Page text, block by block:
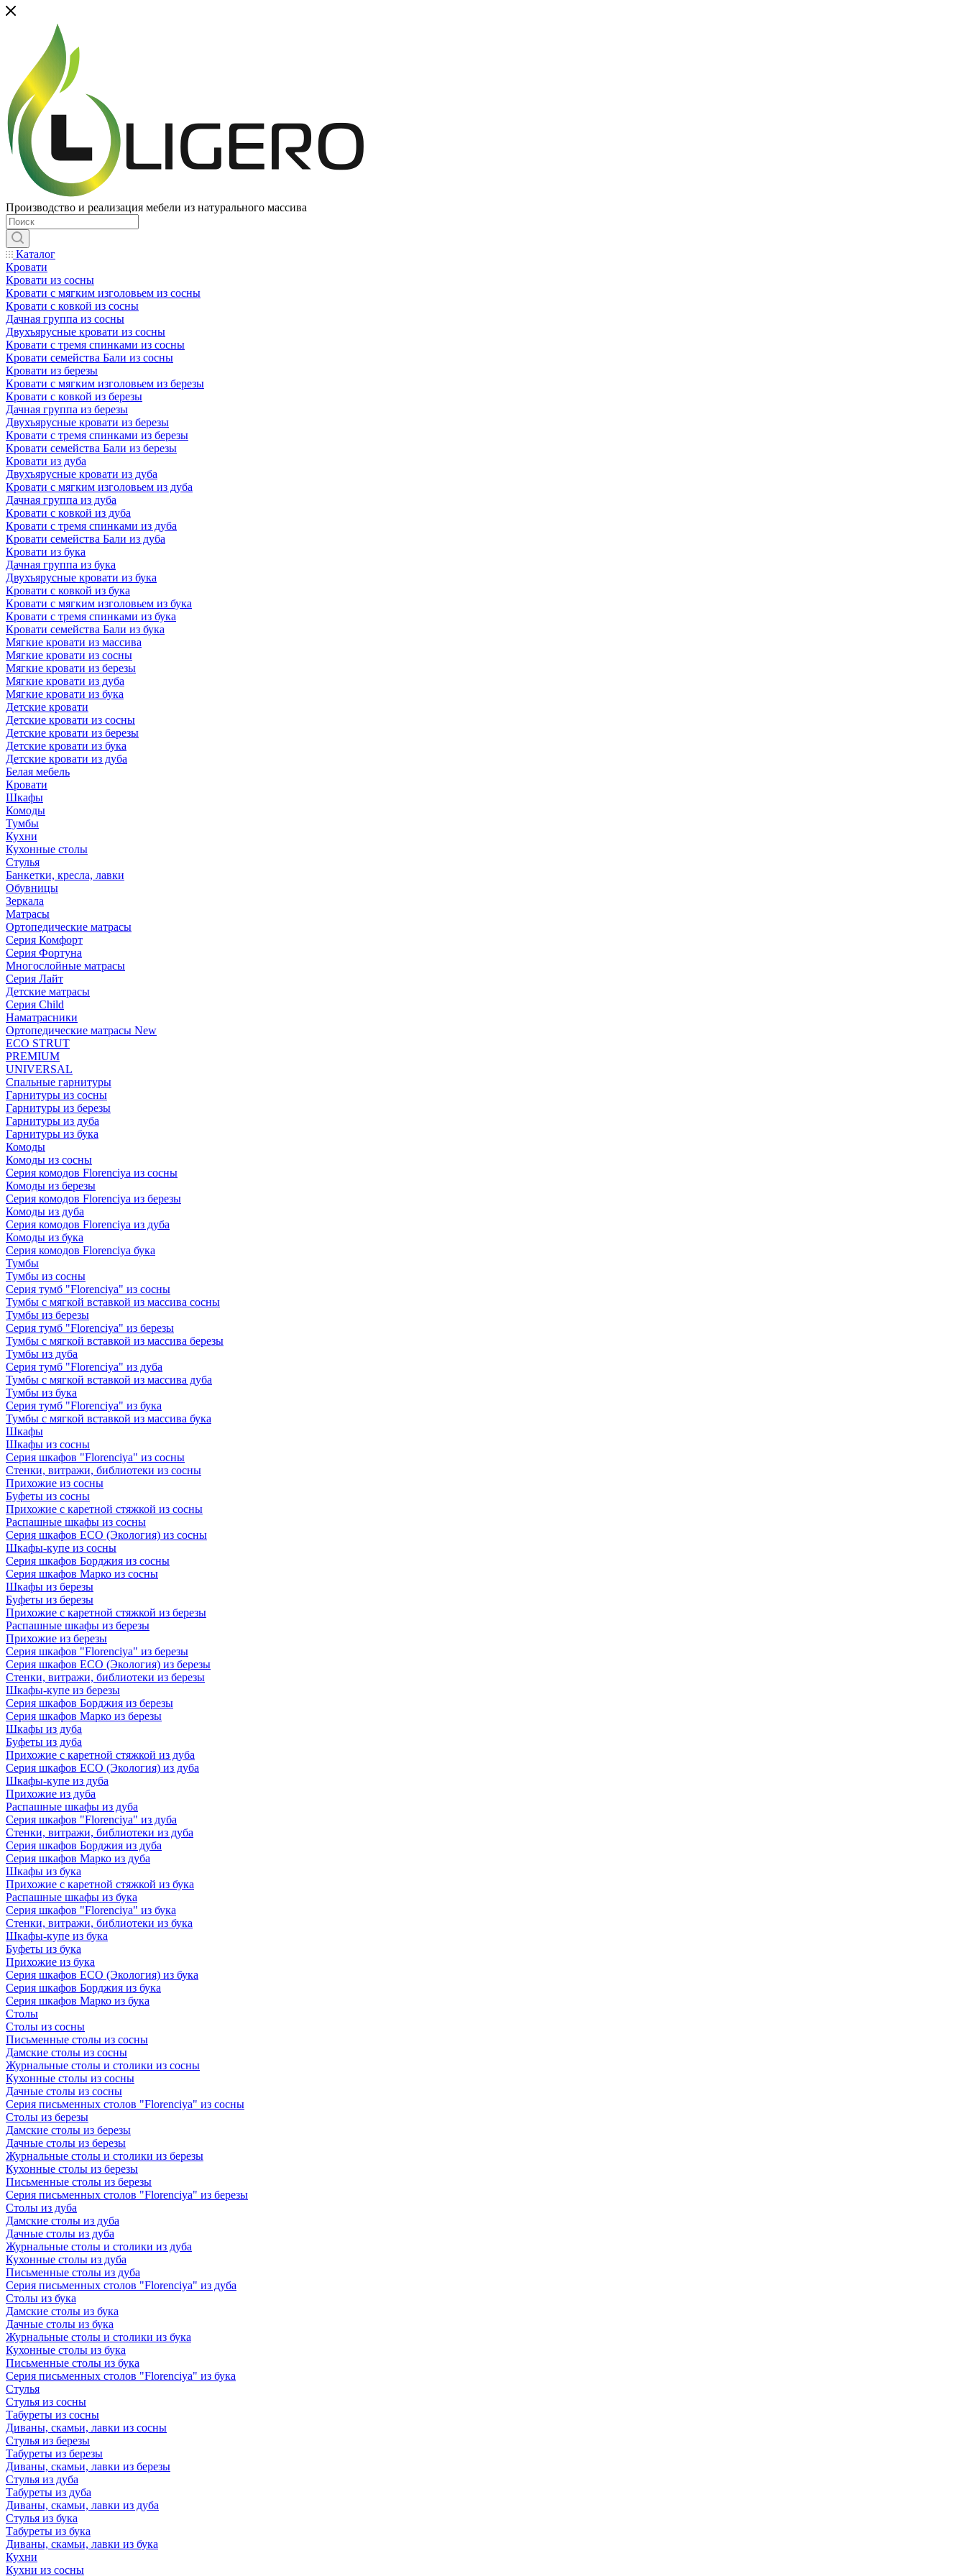
Производство и реализация мебели из натурального массива
Каталог
Кровати
Кровати из сосны
Кровати с мягким изголовьем из сосны
Кровати с ковкой из сосны
Дачная группа из сосны
Двухъярусные кровати из сосны
Кровати с тремя спинками из сосны
Кровати семейства Бали из сосны
Кровати из березы
Кровати с мягким изголовьем из березы
Кровати с ковкой из березы
Дачная группа из березы
Двухъярусные кровати из березы
Кровати с тремя спинками из березы
Кровати семейства Бали из березы
Кровати из дуба
Двухъярусные кровати из дуба
Кровати с мягким изголовьем из дуба
Дачная группа из дуба
Кровати с ковкой из дуба
Кровати с тремя спинками из дуба
Кровати семейства Бали из дуба
Кровати из бука
Дачная группа из бука
Двухъярусные кровати из бука
Кровати с ковкой из бука
Кровати с мягким изголовьем из бука
Кровати с тремя спинками из бука
Кровати семейства Бали из бука
Мягкие кровати из массива
Мягкие кровати из сосны
Мягкие кровати из березы
Мягкие кровати из дуба
Мягкие кровати из бука
Детские кровати
Детские кровати из сосны
Детские кровати из березы
Детские кровати из бука
Детские кровати из дуба
Белая мебель
Кровати
Шкафы
Комоды
Тумбы
Кухни
Кухонные столы
Стулья
Банкетки, кресла, лавки
Обувницы
Зеркала
Матрасы
Ортопедические матрасы
Серия Комфорт
Серия Фортуна
Многослойные матрасы
Серия Лайт
Детские матрасы
Серия Child
Наматрасники
Ортопедические матрасы New
ECO STRUT
PREMIUM
UNIVERSAL
Спальные гарнитуры
Гарнитуры из сосны
Гарнитуры из березы
Гарнитуры из дуба
Гарнитуры из бука
Комоды
Комоды из сосны
Серия комодов Florenciya из сосны
Комоды из березы
Серия комодов Florenciya из березы
Комоды из дуба
Серия комодов Florenciya из дуба
Комоды из бука
Серия комодов Florenciya бука
Тумбы
Тумбы из сосны
Серия тумб "Florenciya" из сосны
Тумбы с мягкой вставкой из массива сосны
Тумбы из березы
Серия тумб "Florenciya" из березы
Тумбы с мягкой вставкой из массива березы
Тумбы из дуба
Серия тумб "Florenciya" из дуба
Тумбы с мягкой вставкой из массива дуба
Тумбы из бука
Серия тумб "Florenciya" из бука
Тумбы с мягкой вставкой из массива бука
Шкафы
Шкафы из сосны
Серия шкафов "Florenciya" из сосны
Стенки, витражи, библиотеки из сосны
Прихожие из сосны
Буфеты из сосны
Прихожие с каретной стяжкой из сосны
Распашные шкафы из сосны
Серия шкафов ECO (Экология) из сосны
Шкафы-купе из сосны
Серия шкафов Борджия из сосны
Серия шкафов Марко из сосны
Шкафы из березы
Буфеты из березы
Прихожие с каретной стяжкой из березы
Распашные шкафы из березы
Прихожие из березы
Серия шкафов "Florenciya" из березы
Серия шкафов ECO (Экология) из березы
Стенки, витражи, библиотеки из березы
Шкафы-купе из березы
Серия шкафов Борджия из березы
Серия шкафов Марко из березы
Шкафы из дуба
Буфеты из дуба
Прихожие с каретной стяжкой из дуба
Серия шкафов ECO (Экология) из дуба
Шкафы-купе из дуба
Прихожие из дуба
Распашные шкафы из дуба
Серия шкафов "Florenciya" из дуба
Стенки, витражи, библиотеки из дуба
Серия шкафов Борджия из дуба
Серия шкафов Марко из дуба
Шкафы из бука
Прихожие с каретной стяжкой из бука
Распашные шкафы из бука
Серия шкафов "Florenciya" из бука
Стенки, витражи, библиотеки из бука
Шкафы-купе из бука
Буфеты из бука
Прихожие из бука
Серия шкафов ECO (Экология) из бука
Серия шкафов Борджия из бука
Серия шкафов Марко из бука
Столы
Столы из сосны
Письменные столы из сосны
Дамские столы из сосны
Журнальные столы и столики из сосны
Кухонные столы из сосны
Дачные столы из сосны
Серия письменных столов "Florenciya" из сосны
Столы из березы
Дамские столы из березы
Дачные столы из березы
Журнальные столы и столики из березы
Кухонные столы из березы
Письменные столы из березы
Серия письменных столов "Florenciya" из березы
Столы из дуба
Дамские столы из дуба
Дачные столы из дуба
Журнальные столы и столики из дуба
Кухонные столы из дуба
Письменные столы из дуба
Серия письменных столов "Florenciya" из дуба
Столы из бука
Дамские столы из бука
Дачные столы из бука
Журнальные столы и столики из бука
Кухонные столы из бука
Письменные столы из бука
Серия письменных столов "Florenciya" из бука
Стулья
Стулья из сосны
Табуреты из сосны
Диваны, скамьи, лавки из сосны
Стулья из березы
Табуреты из березы
Диваны, скамьи, лавки из березы
Стулья из дуба
Табуреты из дуба
Диваны, скамьи, лавки из дуба
Стулья из бука
Табуреты из бука
Диваны, скамьи, лавки из бука
Кухни
Кухни из сосны